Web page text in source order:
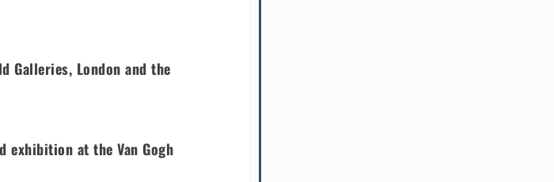
Galleries, London and the
exhibition at the Van Gogh